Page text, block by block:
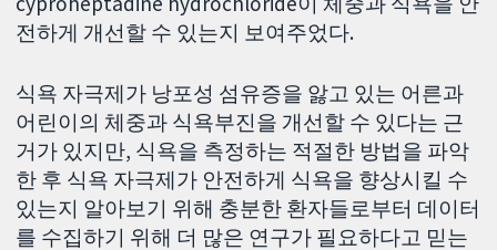
전하게 개선할 수 있는지 보여주었다.
식욕 자극제가 낭포성 섬유증을 앓고 있는 어른과
어린이의 체중과 식욕부진을 개선할 수 있다는 근
거가 있지만, 식욕을 측정하는 적절한 방법을 파악
한 후 식욕 자극제가 안전하게 식욕을 향상시킬 수
있는지 알아보기 위해 충분한 환자들로부터 데이터
를 수집하기 위해 더 많은 연구가 필요하다고 믿는